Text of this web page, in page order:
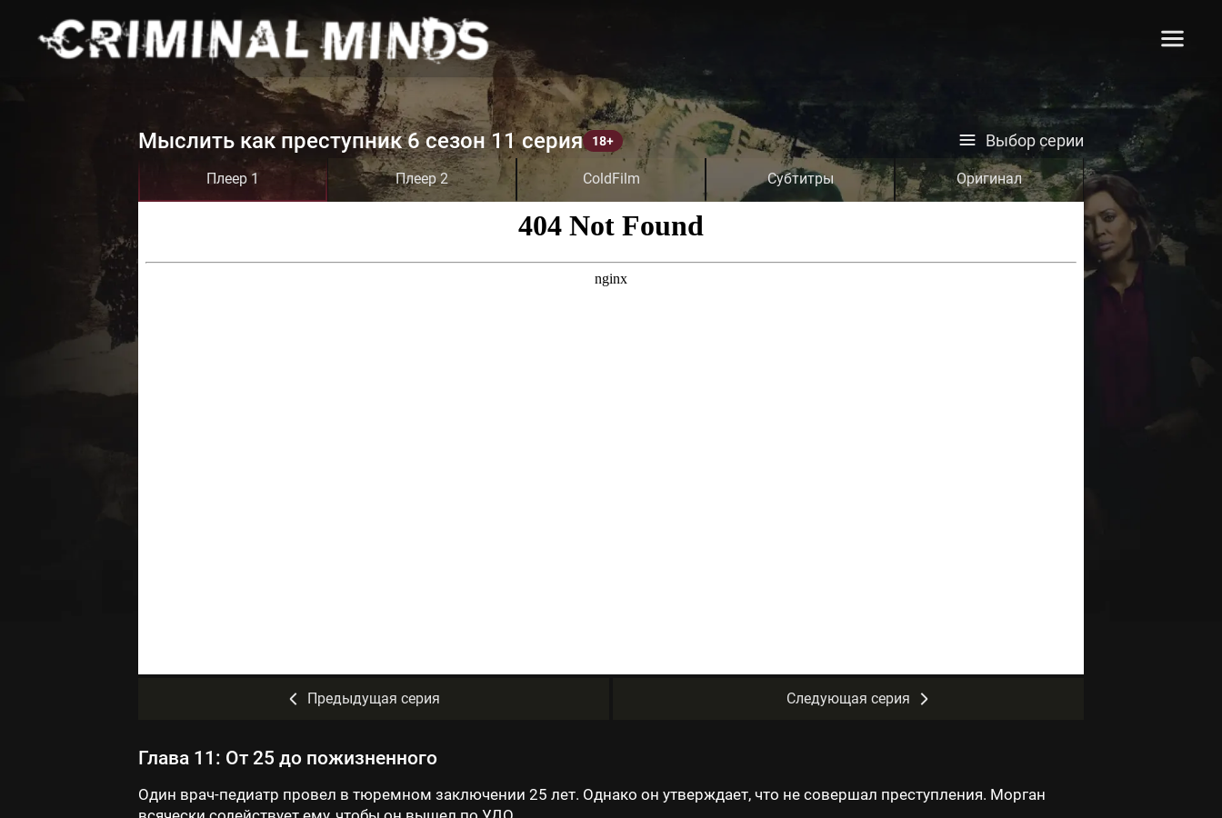
Мыслить как преступник 6 сезон 11 серия Выбор серии
Плеер 1 Плеер 2 ColdFilm Субтитры Оригинал
Предыдущая серия Следующая серия
Глава 11: От 25 до пожизненного
Один врач-педиатр провел в тюремном заключении 25 лет. Однако он утверждает, что не совершал преступления. Морган